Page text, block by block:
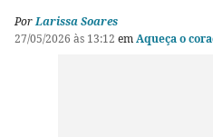
PorLarissa Soares
27/05/2026 às 13:12 emAqueça o